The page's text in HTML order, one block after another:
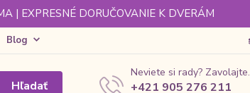
| EXPRESNÉ DORUČOVANIE K DVERÁM
Blog
Hľadať
Neviete si rady? Zavolajte.
+421 905 276 211